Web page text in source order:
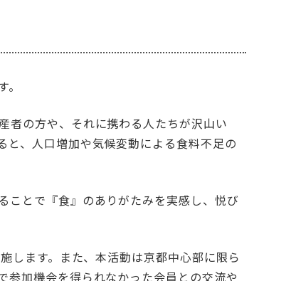
者の方や、それに携わる人たちが沢山い
、人口増加や気候変動による食料不足の
ことで『食』のありがたみを実感し、悦び
します。また、本活動は京都中心部に限ら
加機会を得られなかった会員との交流や